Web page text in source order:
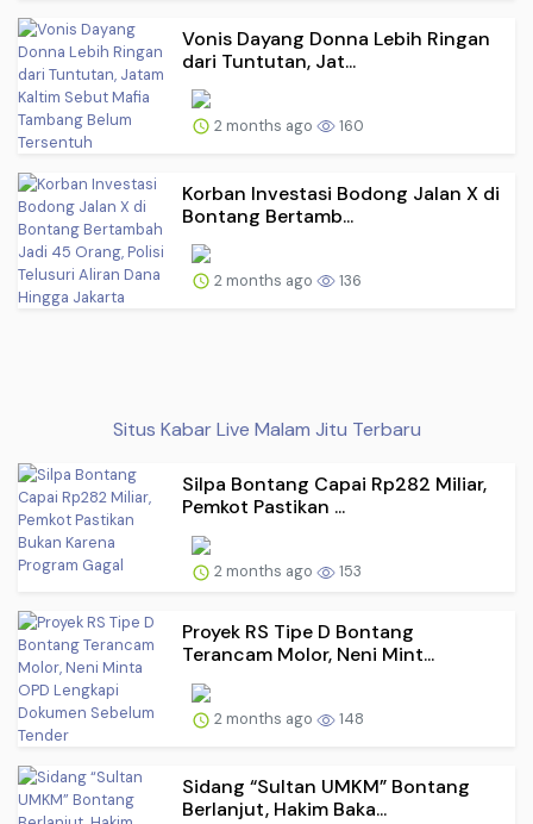
Vonis Dayang Donna Lebih Ringan
dari Tuntutan, Jat...
2 months ago 160
Korban Investasi Bodong Jalan X di
Bontang Bertamb...
2 months ago 136
Situs Kabar Live Malam Jitu Terbaru
Silpa Bontang Capai Rp282 Miliar,
Pemkot Pastikan ...
2 months ago 153
Proyek RS Tipe D Bontang
Terancam Molor, Neni Mint...
2 months ago 148
Sidang “Sultan UMKM” Bontang
Berlanjut, Hakim Baka...